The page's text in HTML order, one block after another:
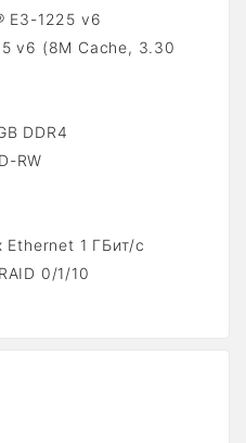
E3-1225 v6
v6 (8M Cache, 3.30
DDR4
RW
Ethernet 1 ГБит/с
0/1/10